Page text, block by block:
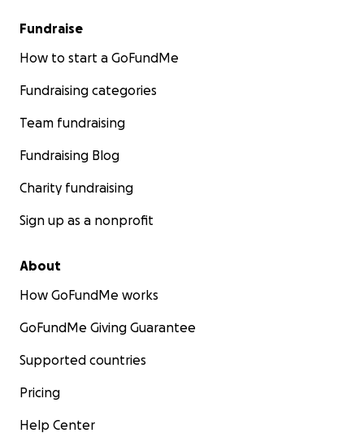
Fundraise
How to start a GoFundMe
Fundraising categories
Team fundraising
Fundraising Blog
Charity fundraising
Sign up as a nonprofit
About
How GoFundMe works
GoFundMe Giving Guarantee
Supported countries
Pricing
Help Center